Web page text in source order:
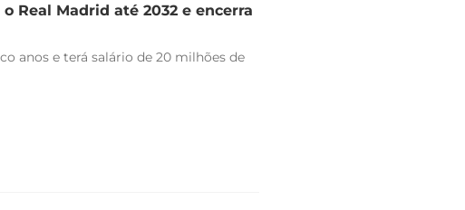
Real Madrid até 2032 e encerra
anos e terá salário de 20 milhões de